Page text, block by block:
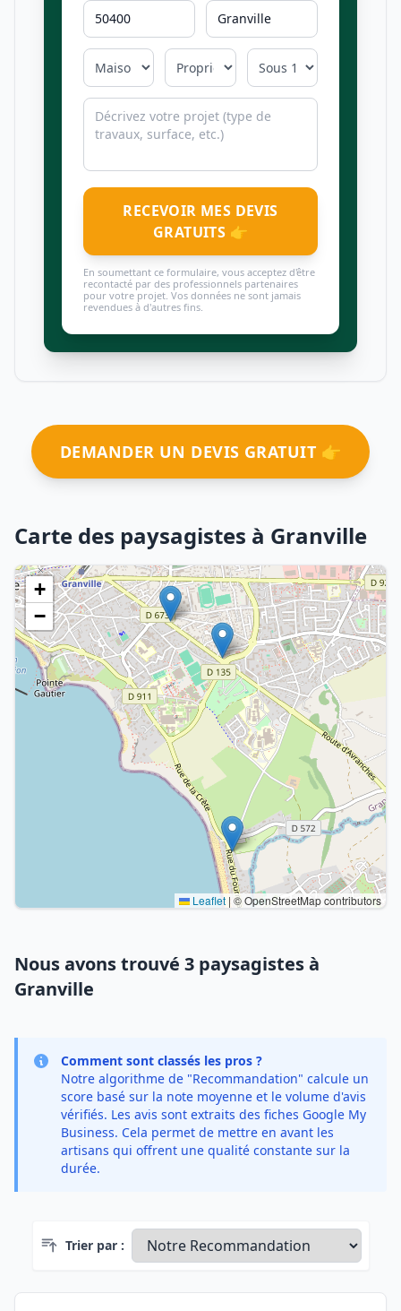
RECEVOIR MES DEVIS
GRATUITS 👉
En soumettant ce formulaire, vous acceptez d'être
recontacté par des professionnels partenaires
pour votre projet. Vos données ne sont jamais
revendues à d'autres fins.
DEMANDER UN DEVIS GRATUIT 👉
Carte des paysagistes à Granville
+
−
Leaflet | © OpenStreetMap contributors
Nous avons trouvé 3 paysagistes à
Granville
Comment sont classés les pros ?
Notre algorithme de "Recommandation" calcule un
score basé sur la note moyenne et le volume d'avis
vérifiés. Les avis sont extraits des fiches Google My
Business. Cela permet de mettre en avant les
artisans qui offrent une qualité constante sur la
durée.
Trier par :